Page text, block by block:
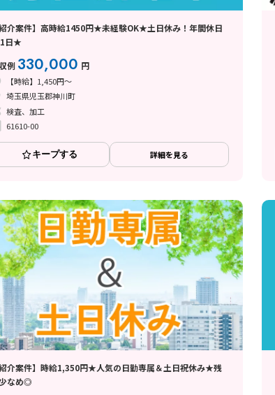
紹介案件】高時給1450円★未経験OK★土日休み！年間休日
日★
例 330,000 円
【時給】1,450円～
埼玉県児玉郡神川町
検査、加工
61610-00
キープする 詳細を見る
紹介案件】時給1,350円★人気の日勤専属＆土日祝休み★残
なめ◎